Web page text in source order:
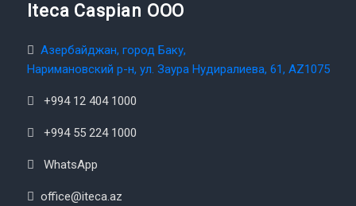
Iteca Caspian OOO
Азербайджан, город Баку,
Наримановский р-н, ул. Заура Нудиралиева, 61, AZ1075
+994 12 404 1000
+994 55 224 1000
WhatsApp
office@iteca.az